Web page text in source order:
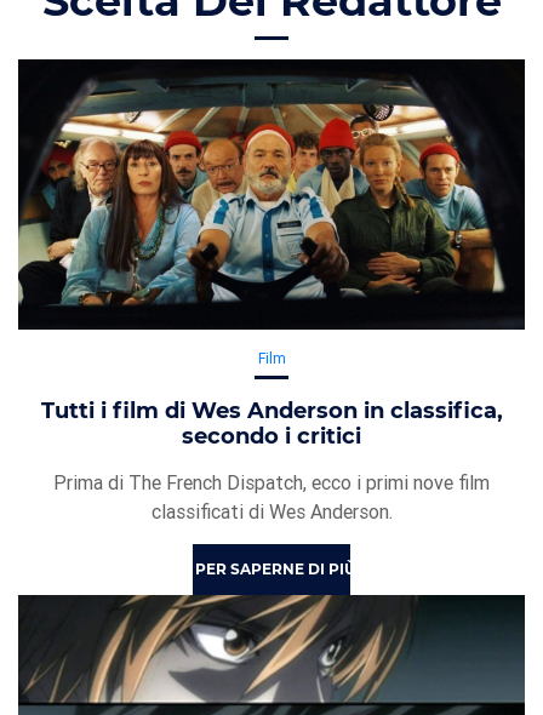
Film
Tutti i film di Wes Anderson in classifica,
secondo i critici
Prima di The French Dispatch, ecco i primi nove film
classificati di Wes Anderson.
PER SAPERNE DI PIÙ